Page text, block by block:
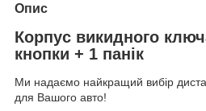
Опис
Корпус викидного
кнопки + 1 панік
Ми надаємо найкращий вибір
для Вашого авто!